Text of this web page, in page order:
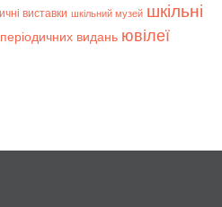
виставки шкільний музей шкільні
видань ювілеї